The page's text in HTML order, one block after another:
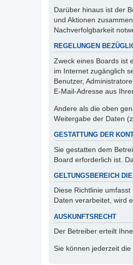
Darüber hinaus ist der
und Aktionen
Nachverfolgbarkeit
REGELUNGEN
Zweck eines Boards ist
im Internet zugänglich
Benutzer,
E-Mail-Adresse aus
Andere als die oben
Weitergabe der Daten
GESTATTUNG DER
Sie gestatten dem
Board erforderlich ist.
GELTUNGSBEREICH
Diese Richtlinie
Daten verarbeitet, wird
AUSKUNFTSRECHT
Der Betreiber erteilt
Sie können jederzeit